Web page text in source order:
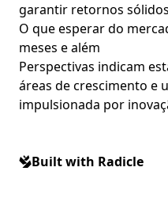
garantir retornos
O que esperar do
meses e além
Perspectivas indicam
áreas de crescimento e
impulsionada por
Built with Radicle